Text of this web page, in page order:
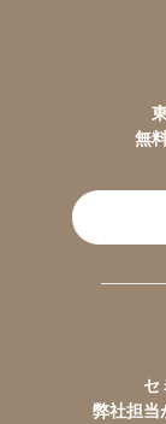
無
セ
弊社担当